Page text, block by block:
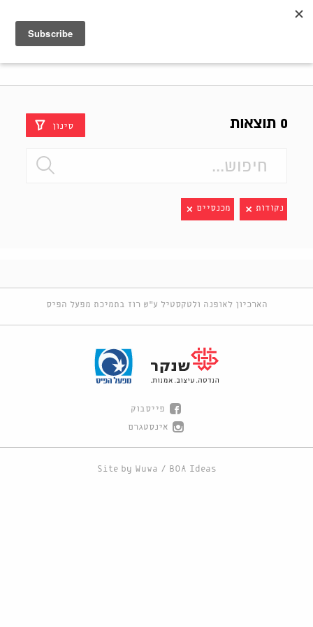
0 תוצאות סינון
נקודות מכנסיים
הארכיון לאופנה ולטקסטיל ע"ש רוז בתמיכת מפעל הפיס
פייסבוק
אינסטגרם
Site by Wuwa / BOA Ideas